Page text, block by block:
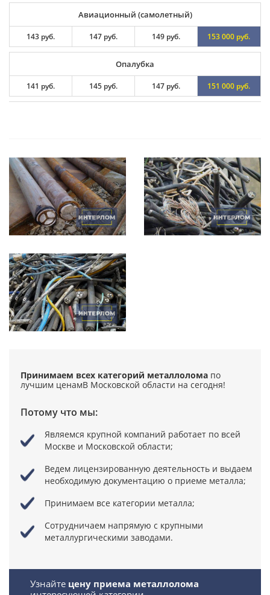
Авиационный (самолетный)
143 руб. 147 руб. 149 руб. 153 000 руб.
Опалубка
141 руб. 145 руб. 147 руб. 151 000 руб.
Принимаем всех категорий металлолома по
лучшим ценамВ Московской области на сегодня!
Потому что мы:
Являемся крупной компаний работает по всей
Москве и Московской области;
Ведем лицензированную деятельность и выдаем
необходимую документацию о приеме металла;
Принимаем все категории металла;
Сотрудничаем напрямую с крупными
металлургическими заводами.
Узнайте цену приема металлолома